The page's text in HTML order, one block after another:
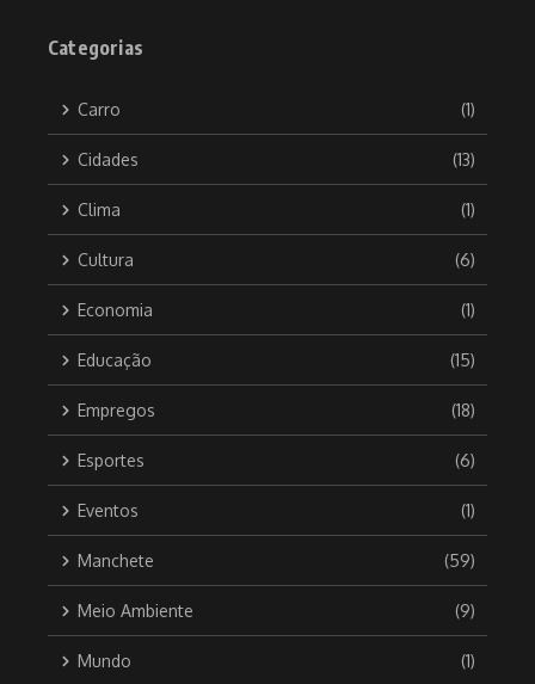
Categorias
Carro (1)
Cidades (13)
Clima (1)
Cultura (6)
Economia (1)
Educação (15)
Empregos (18)
Esportes (6)
Eventos (1)
Manchete (59)
Meio Ambiente (9)
Mundo (1)